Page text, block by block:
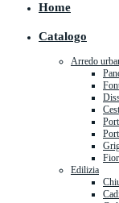
Home
Catalogo
Arredo
Edilizia